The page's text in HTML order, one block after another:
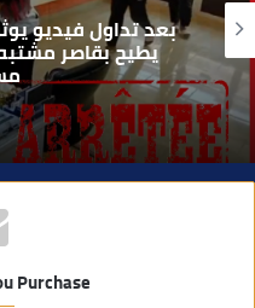
بعد تداول فيديو
يطيح بقاصر
Purchase